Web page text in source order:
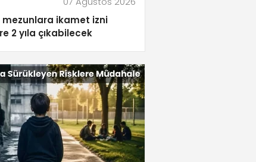
mezunlara ikamet izni
2 yıla çıkabilecek